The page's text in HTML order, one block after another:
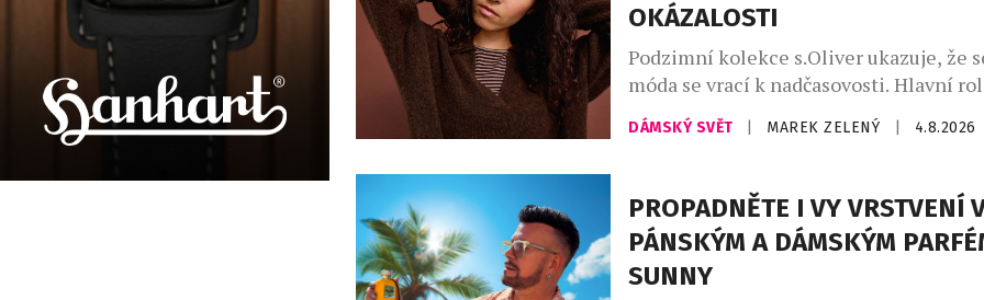
OKÁZALOSTI
Podzimní kolekce s.Oliver ukazuje, že
móda se vrací k nadčasovosti. Hlavní
promyšlený kapsulový šatník, v němž
hřejivé odstíny kávy – od mocha mousse
indigo denim, jenž propojuje přírodní
městskou elegancí. Charakter kolekce
uvolněné siluety, široké kalhoty, lehce
DÁMSKÝ SVĚT MAREK ZELENÝ 4.8.2026
PROPADNĚTE I VY VRSTVENÍ
PÁNSKÝM A DÁMSKÝM
SUNNY